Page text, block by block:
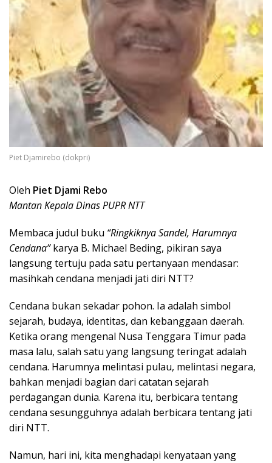
Piet Djamirebo (dokpri)
Oleh Piet Djami Rebo
Mantan Kepala Dinas PUPR NTT
Membaca judul buku “Ringkiknya Sandel, Harumnya
Cendana”karya B. Michael Beding, pikiran saya
langsung tertuju pada satu pertanyaan mendasar:
masihkah cendana menjadi jati diri NTT?
Cendana bukan sekadar pohon. Ia adalah simbol
sejarah, budaya, identitas, dan kebanggaan daerah.
Ketika orang mengenal Nusa Tenggara Timur pada
masa lalu, salah satu yang langsung teringat adalah
cendana. Harumnya melintasi pulau, melintasi negara,
bahkan menjadi bagian dari catatan sejarah
perdagangan dunia. Karena itu, berbicara tentang
cendana sesungguhnya adalah berbicara tentang jati
diri NTT.
Namun, hari ini, kita menghadapi kenyataan yang